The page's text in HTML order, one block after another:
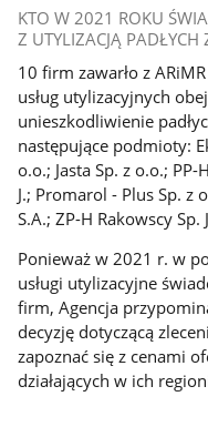
KTO W 2021 ROKU
Z UTYLIZACJĄ PADŁYCH
10 firm zawarło z
usług utylizacyjnych
unieszkodliwienie
następujące podmioty:
o.o.; Jasta Sp. z o.o.;
J.; Promarol - Plus Sp. z
S.A.; ZP-H Rakowscy Sp.
Ponieważ w 2021 r. w
usługi utylizacyjne
firm, Agencja
decyzję dotyczącą
zapoznać się z cenami
działających w ich